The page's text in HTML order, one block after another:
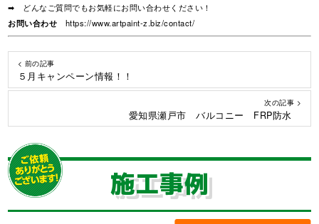
➡ どんなご質問でもお気軽にお問い合わせください！
お問い合わせ
https://www.artpaint-z.biz/contact/
< 前の記事
５月キャンペーン情報！！
次の記事 >
愛知県瀬戸市 バルコニー FRP防水
施工事例